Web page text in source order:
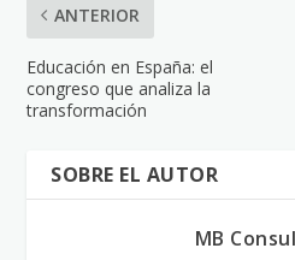
ANTERIOR
Educación en España: el
congreso que analiza la
transformación
SOBRE EL AUTOR
MB